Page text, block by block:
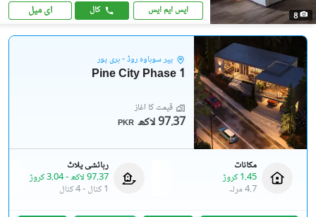
8 ایس ایم ایس کال ای میل
پیر سوہاوہ روڈ - ہری پور
Pine City Phase 1
قیمت کا آغاز
PKR 97.37 لاکھ
مکانات
1.45 کروڑ
4.7 مرلہ
رہائشی پلاٹ
97.37 لاکھ
-3.04 کروڑ
1 کنال
-4 کنال